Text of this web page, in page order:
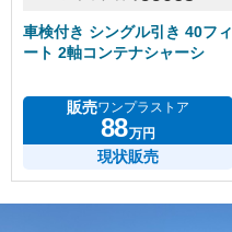
車検付き シングル引き 40フィ
ート 2軸コンテナシャーシ
販売ワンプラストア
88万円
現状販売